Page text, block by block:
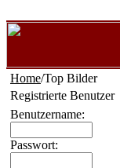
Home/Top Bilder
Registrierte Benutzer
Benutzername:
Passwort: